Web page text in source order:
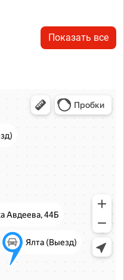
Показать все